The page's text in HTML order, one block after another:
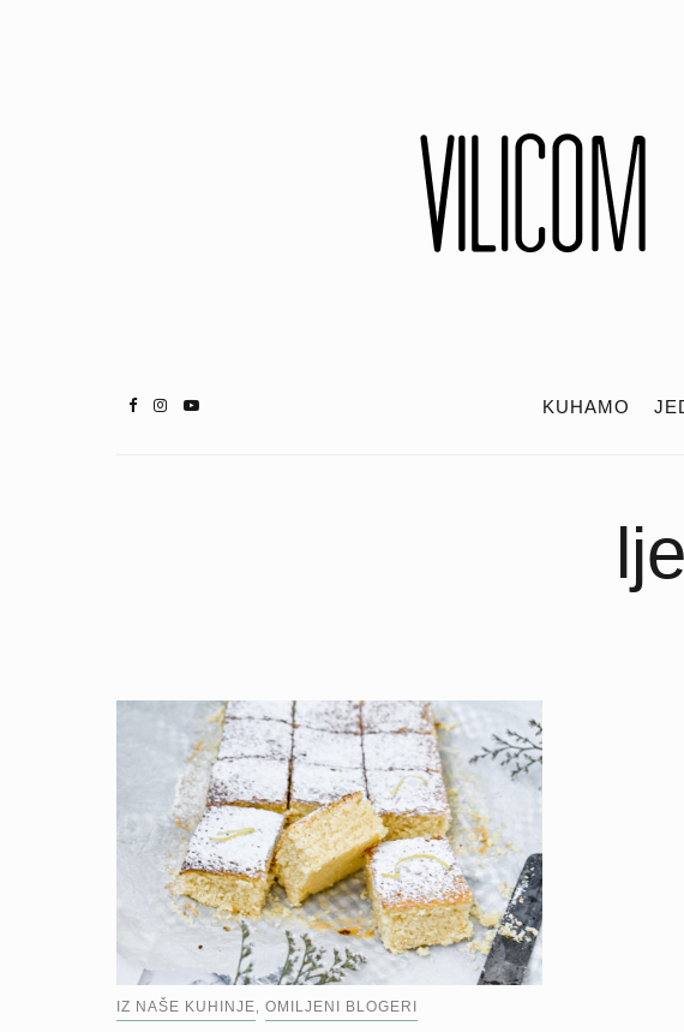
KUHAMO
IZ NAŠE KUHINJE OMILJENI BLOGERI